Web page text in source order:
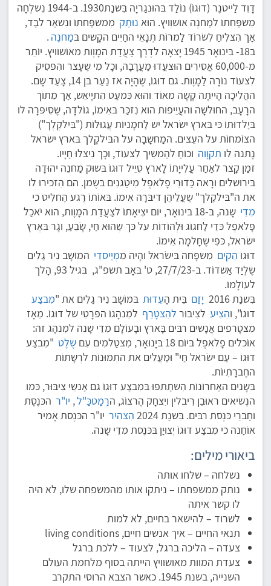
דָוִד לַייטנֶר (דוּגוֹ) נוֹלַד בּהוּנגַריָה בִּשנַת1930. ב-1944 נִשלְחָה
מִשפַּחתוֹ למַחנֶה אוֹשוִויץ. הוּא נוּתַק מִמשפַּחתוֹ ונִשאַר לבַד,
אַך הִצלִיחַ לִשׂרוֹד לַמרוֹת תְנָאֵי החַיִים הקָשים בּמַחנֶה .
ב18- בּינוּאָר 1945 יָצאָה לדֶרֶך צַעֲדַת המָוֶות מאוֹשוויץ. יוֹתֵר
מ-60,000 אֲסִירִים הוּצעֲדוּ מַעֲרָבָה, וכָל מִי שֶעָצר והִפסִיק
לִצעוֹד נוֹרָה לַמָוֶות. גם דוּגוֹ, שֶהָיָה אז נַעַר בּן 14, צָעַד שָם.
ההֲלִיכָה הָייתָה קָשָה מאוֹד והוּא כִּמעַט הִתיָיאֵש, אַך מִתוֹך
הרָעָב, החוּלשָה והעֲיֵיפוּת הוא נִזכַּר בּאִימוֹ, גוֹלדָה, שֶסִיפּרָה לו
בּיַלדוּתוֹ כּי בּארץ ישׂראל יש לַחמָניוֹת עֲגוּלוֹת ("בִּילקֶלֶך")
הצוֹמחוֹת על העֵצים. המַחשָבָה על הבּילקֶלך בּארץ ישׂראל
נָתנה לו תִקוָוה וכוֹחַ להַמשִיך לִצעוֹד, וכָך נִיצלוּ חַיָיו.
זמַן קָצר לאַחַר עֲלִייָתוֹ לָארץ טִיֵיל דוּגוֹ בּשוּק מַחנֵה יהוּדָה
בּירוּשלים ורָאה כַּדוּרֵי פָלאפֶל מִיטַגנִים בּשֶמן. הם הִזכּירוּ לו
את ה"בּילקֶלך" שֶעֲלֵיהֶן דיבּרָה אִימוֹ. בּאוֹתוֹ רֶגע הֶחלִיט כי
מִדֵי
שָנה, בּ-18 בּינוּאָר, יום יצִיאָתוֹ לצַעֲדַת המָוֶות, הוא יֹאכַל
פָלאפֶל כּדֵי לַחגוֹג וּלְהוֹדוֹת על כּך שֶהוּא חַי, שָׂבֵעַ, וגָר בּאֶרץ
ישׂראל, כּפִי שֶחָלמָה אִימוֹ.
דוּגוֹ הֵקִים מִשפָּחה בּישׂראל והָיה מִמְיַיסדֵי המוֹשָב נִיר גַלִים
שֶלְיַד אַשדוֹד. ב-27/7/23, ט' בּאָב תשפ"ג, בּגיל 93, הָלך
לעוֹלָמוֹ.
בִּשנַת 2016
יָזַם בֵּית הָעֵדוּת בּמוֹשָב נִיר גַלִים את "מִבצַע
דוּגוֹ", והִצִיע לצִיבּוּר להִצטָרֵף למִנהָגוֹ הפּרָטִי של דוּגוֹ. מֵאָז
מִצטָרפים אֲנָשים רבּים בָּארץ ובָעוֹלָם מִדֵי שָנה למִנהָג זה:
אוֹכלים פָלאפֶל בּיוֹם 18 בּיָנוּאָר, מִצטַלמִים עִם
שֶלֶט "מִבצַע
דוּגוֹ – עַם ישׂראל חַי" וּמַעֲלִים את התְמוּנוֹת לרְשָתוֹת
החֶברָתִיוֹת.
בּשָנים האַחרוֹנוֹת הִשתַתפוּ בּמִבצַע דוּגוֹ גם אַנשֵי צִיבּוּר, כּמו
הנְשׂיאים ראוּבֵן רִיבלין ויִצחָק הֶרצוֹג, הרַמַטכַּ"ל, יו"ר הכּנֶסֶת
וחַברֵי כּנֶסת רבּים. בִּשנַת 2024
הִצהִיר יו"ר הכּנֶסת אָמיר
אוֹחַנה כי מִבצַע דוּגוֹ יְצוּיַן בּכּנֶסת מִדֵי שָנה.
ביאורי מילים:
נשלחה – שלחו אותה
נותק ממשפחתו – ניתקו אותו מהמשפחה שלו, לא היה
לו קשר איתה
לשרוד – להישאר בחיים, לא למות
תנאי החיים – איך אנשים חיים, living conditions
צעדה – הליכה ברגל, לצעוד – ללכת ברגל
צעדת המוות מאושוויץ הייתה בסוף מלחמת העולם
השנייה, בשנת 1945. כאשר הצבא הרוסי התקרב